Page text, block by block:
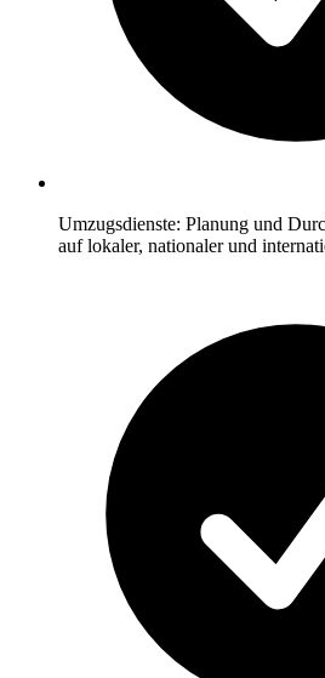
Umzugsdienste: Planung und
auf lokaler, nationaler und